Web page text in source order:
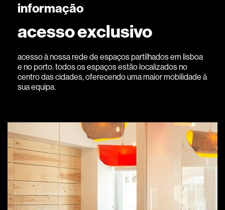
informação
acesso exclusivo
acesso à nossa rede de espaços partilhados em lisboa
e no porto. todos os espaços estão localizados no
centro das cidades, oferecendo uma maior mobilidade à
sua equipa.